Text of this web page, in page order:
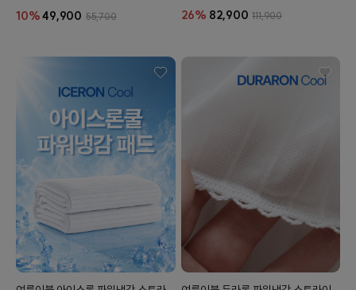
10%49,900 55,700 26% 82,900 111,900